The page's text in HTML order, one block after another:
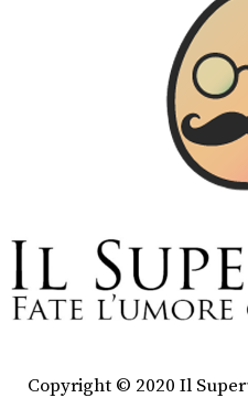
Copyright © 2020 Il